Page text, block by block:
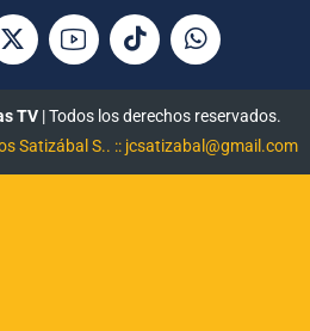
TV| Todos los derechos reservados.
Satizábal S.. :: jcsatizabal@gmail.com